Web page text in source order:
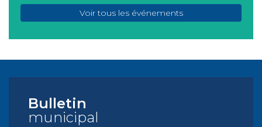
Voir tous les événements
Bulletin
municipal